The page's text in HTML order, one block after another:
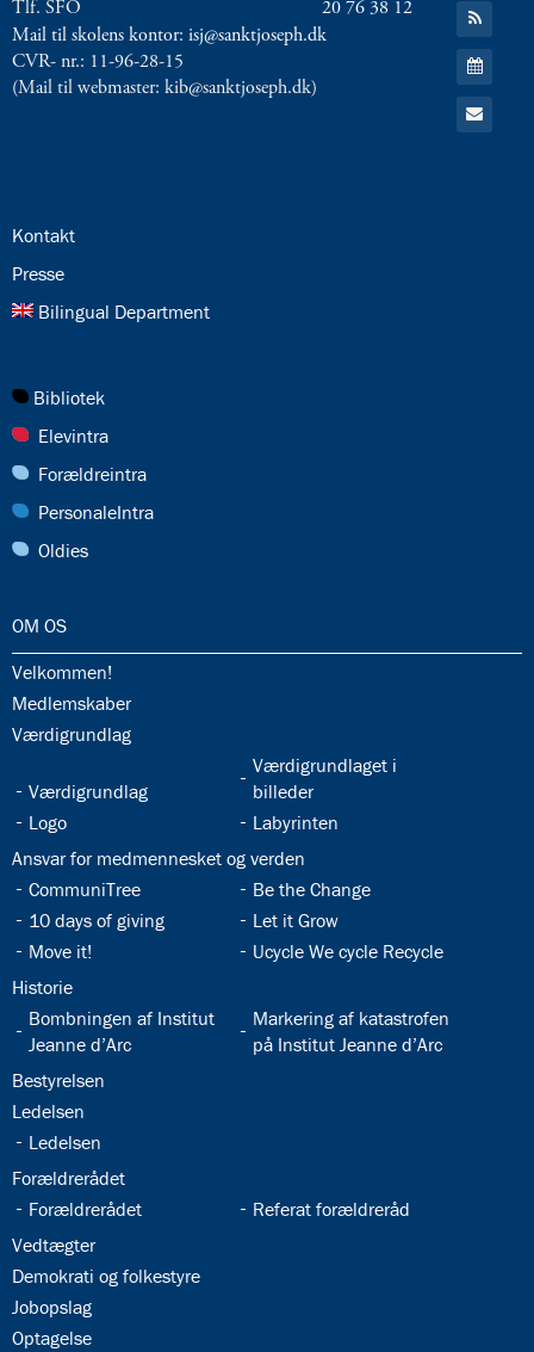
Tlf. SFO
20 76 38 12
Mail til skolens kontor: isj@sanktjoseph.dk
CVR- nr.: 11-96-28-15
(Mail til webmaster: kib@sanktjoseph.dk)
Gå
til:
RSS
feed
Gå
til:
Kalender
Gå
til:
24.0:
Kontakt
25.0:
Presse
26.0:
Bilingual Department
27.0:
Bibliotek
28.0:
Elevintra
29.0:
Forældreintra
30.0:
PersonaleIntra
31.0:
Oldies
32.0:
OM OS
32.1:
Velkommen!
32.2:
Medlemskaber
32.3:
Værdigrundlag
32.4:
Værdigrundlag
32.5:
Værdigrundlaget i
billeder
32.6:
Logo 32.7:
Labyrinten
32.8:
Ansvar for medmennesket og verden
32.9:
CommuniTree 32.10:
Be the Change
32.11:
10 days of giving 32.12:
Let it Grow
32.13:
Move it! 32.14:
Ucycle We cycle Recycle
32.15:
Historie
32.16:
Bombningen af Institut
Jeanne d’Arc
32.17:
Markering af katastrofen
på Institut Jeanne d’Arc
32.18:
Bestyrelsen
32.19:
Ledelsen
32.20:
Ledelsen
32.21:
Forældrerådet
32.22:
Forældrerådet 32.23:
Referat forældreråd
32.24:
Vedtægter
32.25:
Demokrati og folkestyre
32.26:
Jobopslag
32.27:
Optagelse